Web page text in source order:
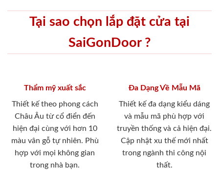
Tại sao chọn lắp đặt cửa tại
SaiGonDoor ?
Thẩm mỹ xuất sắc
Thiết kế theo phong cách
Châu Âu từ cổ điển đến
hiện đại cùng với hơn 10
màu vân gỗ tự nhiên. Phù
hợp với mọi không gian
trong nhà bạn.
Đa Dạng Về Mẫu Mã
Thiết kế đa dạng kiểu dáng
và mẫu mã phù hợp với
truyền thống và cả hiện đại.
Cập nhật xu thế mới nhất
trong ngành thi công nội
thất.